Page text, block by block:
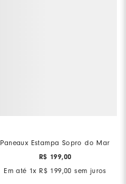
Paneaux Estampa Sopro do Mar
R$ 199,00
Em até 1x R$ 199 ,00 sem juros